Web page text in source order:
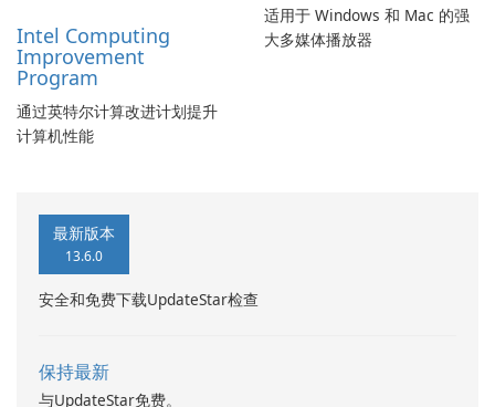
Intel Computing
Improvement
Program
通过英特尔计算改进计划提升
计算机性能
适用于 Windows 和 Mac 的强
大多媒体播放器
最新版本
13.6.0
安全和免费下载UpdateStar检查
保持最新
与UpdateStar免费。